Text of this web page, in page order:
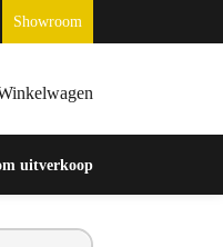
Showroom
uitverkoop